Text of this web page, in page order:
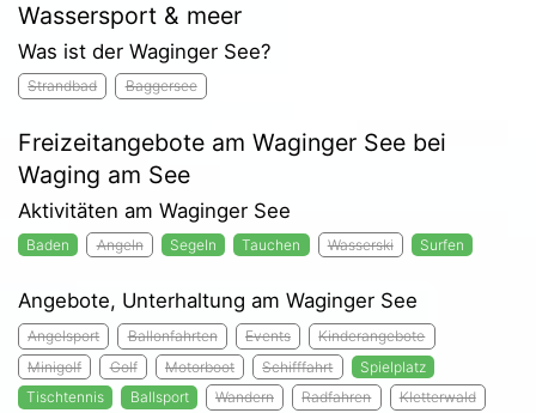
Wassersport & meer
Was ist der Waginger See?
Strandbad Baggersee
Freizeitangebote am Waginger See bei
Waging am See
Aktivitäten am Waginger See
Baden Angeln Segeln Tauchen Wasserski Surfen
Angebote, Unterhaltung am Waginger See
Angelsport Ballonfahrten Events
Kinderangebote
Minigolf
Golf Motorboot Schifffahrt
Spielplatz
Tischtennis
Ballsport Wandern Radfahren Kletterwald